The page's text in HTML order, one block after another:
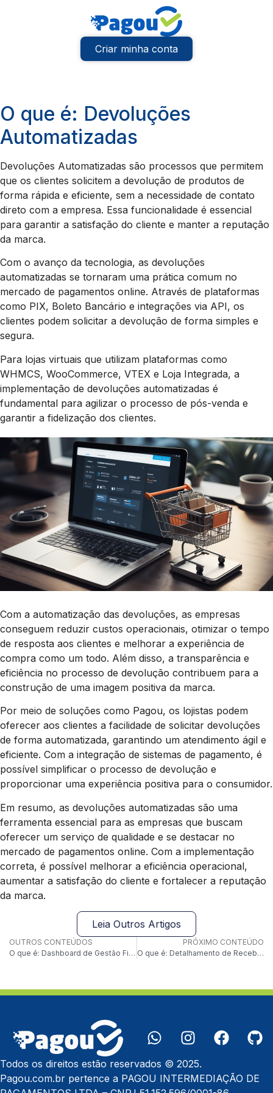
Criar minha conta
O que é: Devoluções
Automatizadas
Devoluções Automatizadas são processos que permitem
que os clientes solicitem a devolução de produtos de
forma rápida e eficiente, sem a necessidade de contato
direto com a empresa. Essa funcionalidade é essencial
para garantir a satisfação do cliente e manter a reputação
da marca.
Com o avanço da tecnologia, as devoluções
automatizadas se tornaram uma prática comum no
mercado de pagamentos online. Através de plataformas
como PIX, Boleto Bancário e integrações via API, os
clientes podem solicitar a devolução de forma simples e
segura.
Para lojas virtuais que utilizam plataformas como
WHMCS, WooCommerce, VTEX e Loja Integrada, a
implementação de devoluções automatizadas é
fundamental para agilizar o processo de pós-venda e
garantir a fidelização dos clientes.
Com a automatização das devoluções, as empresas
conseguem reduzir custos operacionais, otimizar o tempo
de resposta aos clientes e melhorar a experiência de
compra como um todo. Além disso, a transparência e
eficiência no processo de devolução contribuem para a
construção de uma imagem positiva da marca.
Por meio de soluções como Pagou, os lojistas podem
oferecer aos clientes a facilidade de solicitar devoluções
de forma automatizada, garantindo um atendimento ágil e
eficiente. Com a integração de sistemas de pagamento, é
possível simplificar o processo de devolução e
proporcionar uma experiência positiva para o consumidor.
Em resumo, as devoluções automatizadas são uma
ferramenta essencial para as empresas que buscam
oferecer um serviço de qualidade e se destacar no
mercado de pagamentos online. Com a implementação
correta, é possível melhorar a eficiência operacional,
aumentar a satisfação do cliente e fortalecer a reputação
da marca.
Leia Outros Artigos
OUTROS CONTEÚDOS
O que é: Dashboard de Gestão Financeira
PRÓXIMO CONTEÚDO
O que é: Detalhamento de Recebimentos
Todos os direitos estão reservados © 2025.
Pagou.com.br pertence a PAGOU INTERMEDIAÇÃO DE